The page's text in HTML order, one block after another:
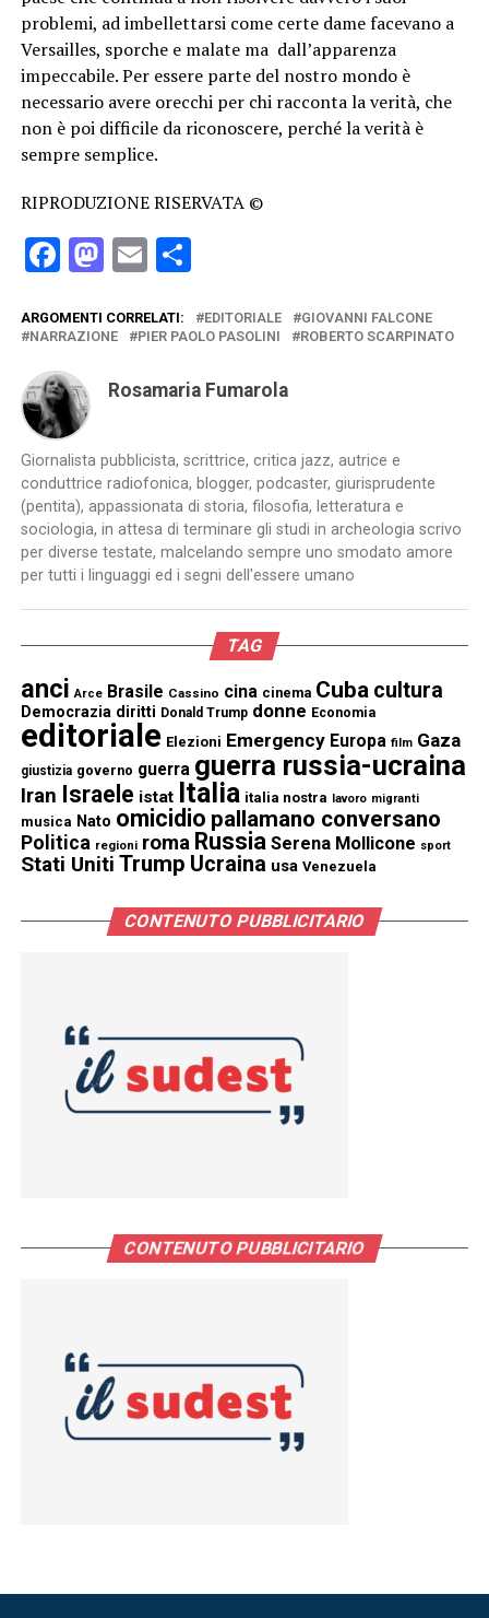
problemi, ad imbellettarsi come certe dame facevano a
Versailles, sporche e malate ma dall’apparenza
impeccabile. Per essere parte del nostro mondo è
necessario avere orecchi per chi racconta la verità, che
non è poi difficile da riconoscere, perché la verità è
sempre semplice.
RIPRODUZIONE RISERVATA ©
Facebook
Mastodon
EmailCondividi
ARGOMENTI CORRELATI: EDITORIALE
GIOVANNI FALCONE
NARRAZIONE
PIER PAOLO PASOLINI ROBERTO SCARPINATO
Rosamaria Fumarola
Giornalista pubblicista, scrittrice, critica jazz, autrice e
conduttrice radiofonica, blogger, podcaster, giurisprudente
(pentita), appassionata di storia, filosofia, letteratura e
sociologia, in attesa di terminare gli studi in archeologia scrivo
per diverse testate, malcelando sempre uno smodato amore
per tutti i linguaggi ed i segni dell'essere umano
TAG
anci Arce Brasile Cassino cina cinema Cuba cultura
Democrazia diritti Donald Trump donne Economia
editoriale Elezioni Emergency Europa film Gaza
giustizia governo guerra guerra russia-ucraina
Iran Israele istat Italia italia nostra lavoro migranti
musica Nato omicidio pallamano conversano
Politica regioni roma Russia Serena Mollicone sport
Stati Uniti Trump Ucraina usa Venezuela
CONTENUTO PUBBLICITARIO
CONTENUTO PUBBLICITARIO